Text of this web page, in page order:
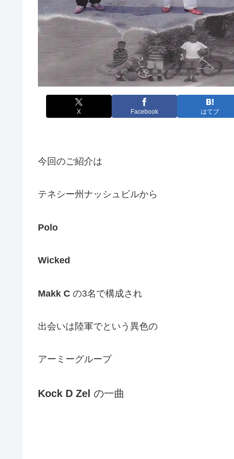
X Facebook はてブ
今回のご紹介は
テネシー州ナッシュビルから
Polo
Wicked
Makk C の3名で構成され
出会いは陸軍でという異色の
アーミーグループ
Kock D Zel の一曲